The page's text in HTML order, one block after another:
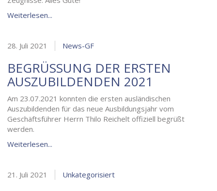
Weiterlesen...
28. Juli 2021 News-GF
BEGRÜSSUNG DER ERSTEN A
USZUBILDENDEN 2021
Am 23.07.2021 konnten die ersten ausländischen
Auszubildenden für das neue Ausbildungsjahr vom
Geschäftsführer Herrn Thilo Reichelt offiziell begrüßt
werden.
Weiterlesen...
21. Juli 2021 Unkategorisiert